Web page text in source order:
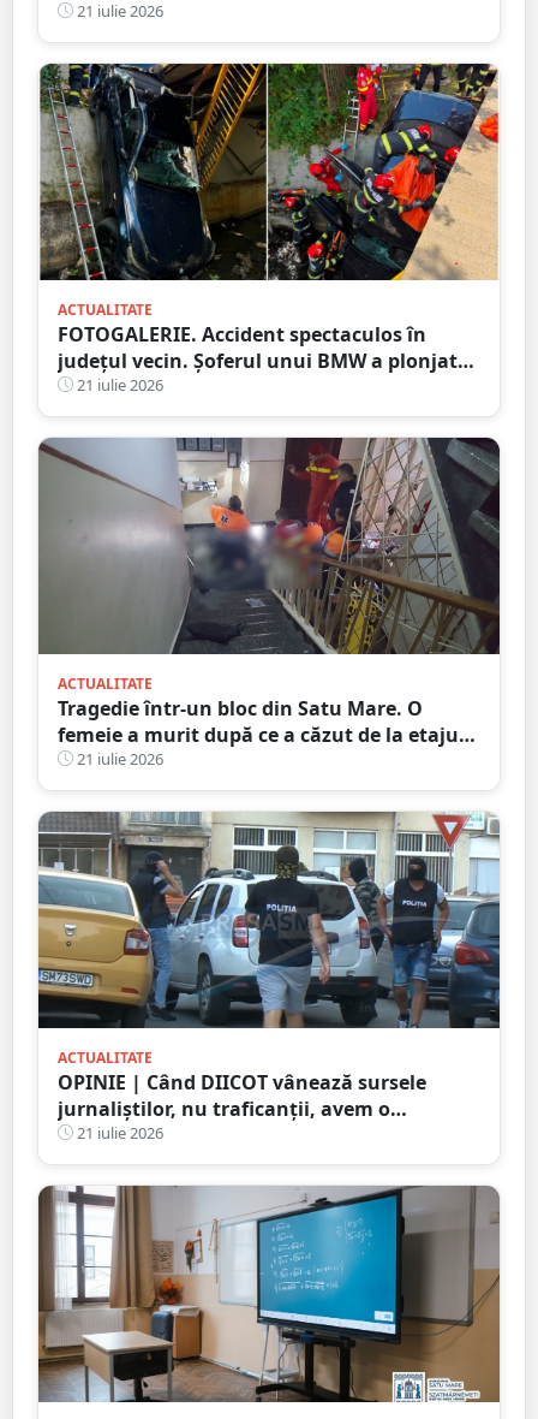
un cap de pod
21 iulie 2026
ACTUALITATE
FOTOGALERIE. Accident spectaculos în
județul vecin. Șoferul unui BMW a plonjat
cu mașina în râu
21 iulie 2026
ACTUALITATE
Tragedie într-un bloc din Satu Mare. O
femeie a murit după ce a căzut de la etajul
al patrulea
21 iulie 2026
ACTUALITATE
OPINIE | Când DIICOT vânează sursele
jurnaliștilor, nu traficanții, avem o
problemă de democrație
21 iulie 2026